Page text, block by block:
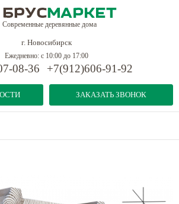
Современные деревянные дома
г. Новосибирск
Ежедневно: с 10:00 до 17:00
08-36 +7(912)606-91-92
ЗАКАЗАТЬ ЗВОНОК